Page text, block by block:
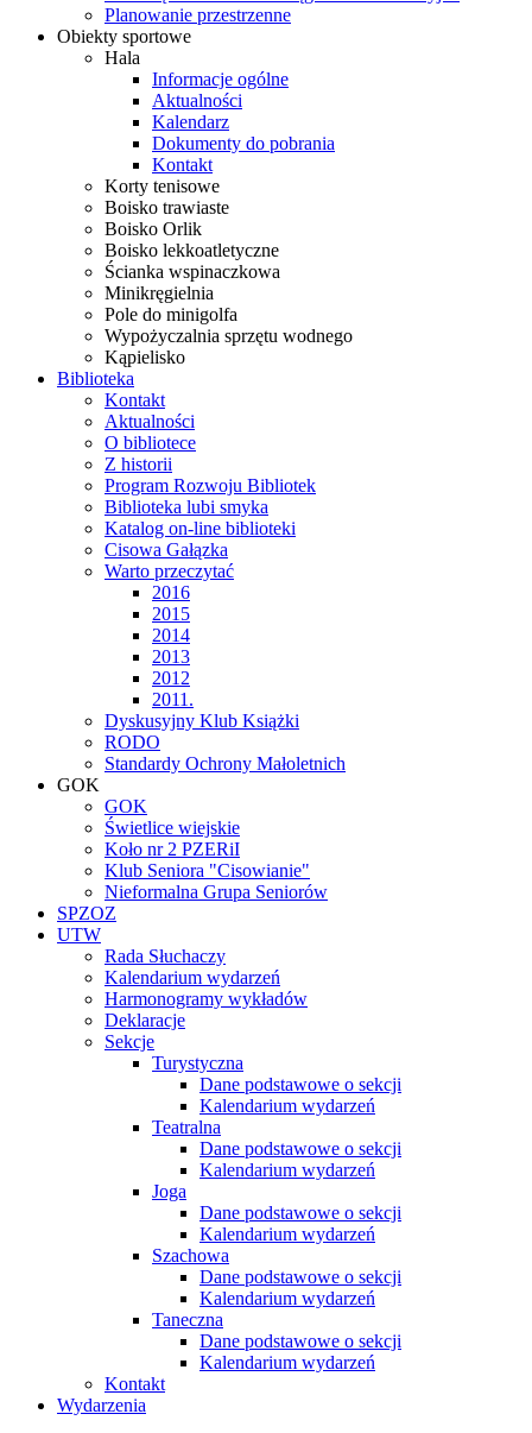
Planowanie przestrzenne
Obiekty sportowe
Hala
Informacje ogólne
Aktualności
Kalendarz
Dokumenty do pobrania
Kontakt
Korty tenisowe
Boisko trawiaste
Boisko Orlik
Boisko lekkoatletyczne
Ścianka wspinaczkowa
Minikręgielnia
Pole do minigolfa
Wypożyczalnia sprzętu wodnego
Kąpielisko
Biblioteka
Kontakt
Aktualności
O bibliotece
Z historii
Program Rozwoju Bibliotek
Biblioteka lubi smyka
Katalog on-line biblioteki
Cisowa Gałązka
Warto przeczytać
2016
2015
2014
2013
2012
2011.
Dyskusyjny Klub Książki
RODO
Standardy Ochrony Małoletnich
GOK
GOK
Świetlice wiejskie
Koło nr 2 PZERiI
Klub Seniora "Cisowianie"
Nieformalna Grupa Seniorów
SPZOZ
UTW
Rada Słuchaczy
Kalendarium wydarzeń
Harmonogramy wykładów
Deklaracje
Sekcje
Turystyczna
Dane podstawowe o sekcji
Kalendarium wydarzeń
Teatralna
Dane podstawowe o sekcji
Kalendarium wydarzeń
Joga
Dane podstawowe o sekcji
Kalendarium wydarzeń
Szachowa
Dane podstawowe o sekcji
Kalendarium wydarzeń
Taneczna
Dane podstawowe o sekcji
Kalendarium wydarzeń
Kontakt
Wydarzenia